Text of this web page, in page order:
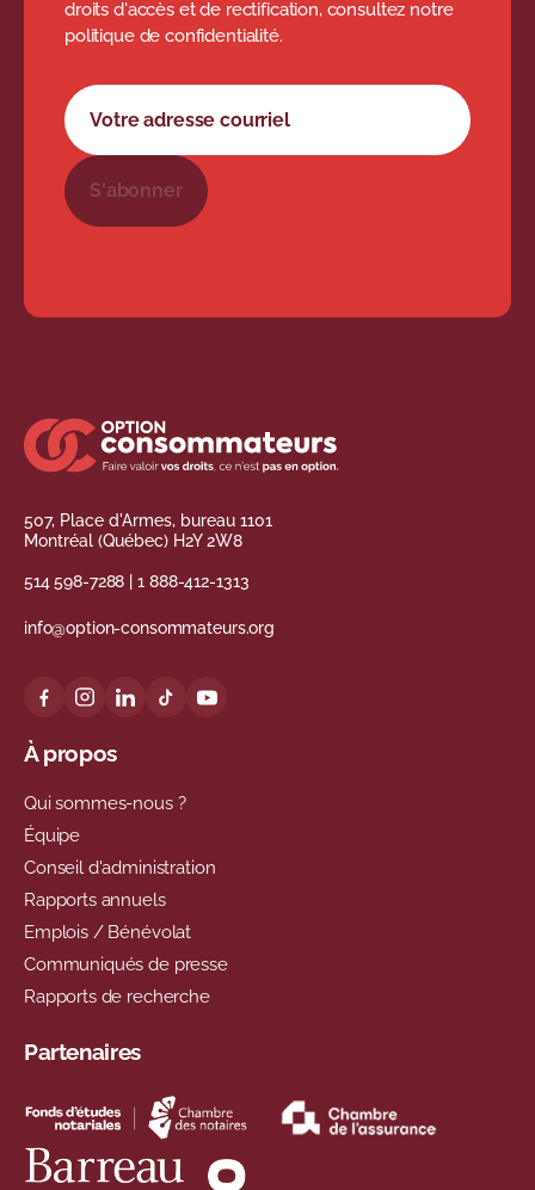
droits d'accès et de rectification, consultez notre
politique de confidentialité.
Formulaire d'abonnement à l'infolettre
Votre adresse courriel
S'abonner
507, Place d'Armes, bureau 1101
Montréal (Québec) H2Y 2W8
514 598-7288 |1 888-412-1313
info@option-consommateurs.org
À propos
Qui sommes-nous ?
Équipe
Conseil d'administration
Rapports annuels
Emplois / Bénévolat
Communiqués de presse
Rapports de recherche
Partenaires